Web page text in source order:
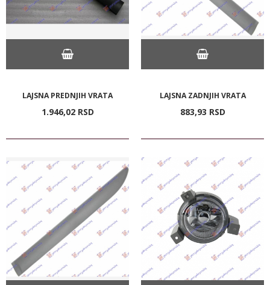
LAJSNA PREDNJIH VRATA
1.946,02 RSD
LAJSNA ZADNJIH VRATA
883,93 RSD